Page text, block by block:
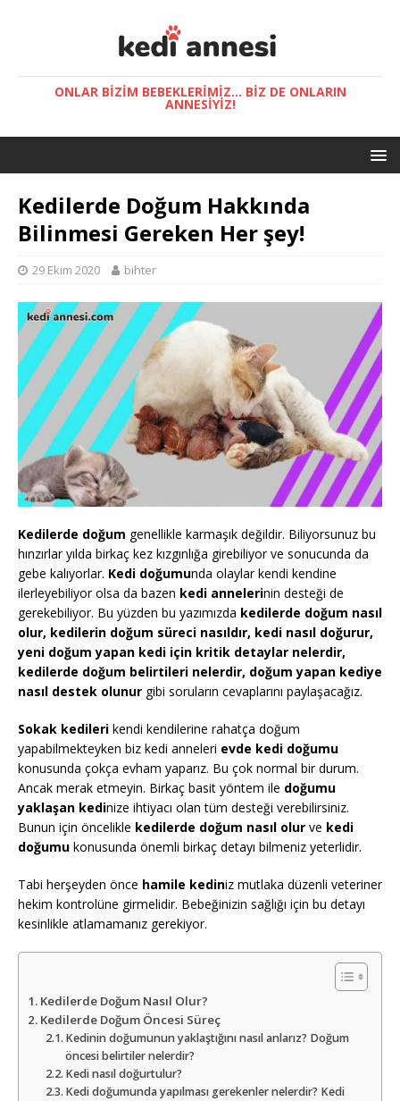
ONLAR BIZIM BEBEKLERIMIZ... BIZ DE ONLARIN
ANNESIYIZ!
Kedilerde Doğum Hakkında
Bilinmesi Gereken Her şey!
29 Ekim 2020 bihter
Kedilerde doğum genellikle karmaşık değildir. Biliyorsunuz bu
hınzırlar yılda birkaç kez kızgınlığa girebiliyor ve sonucunda da
gebe kalıyorlar. Kedi doğumunda olaylar kendi kendine
ilerleyebiliyor olsa da bazen kedi annelerinin desteği de
gerekebiliyor. Bu yüzden bu yazımızda kedilerde doğum nasıl
olur, kedilerin doğum süreci nasıldır, kedi nasıl doğurur,
yeni doğum yapan kedi için kritik detaylar nelerdir,
kedilerde doğum belirtileri nelerdir, doğum yapan kediye
nasıl destek olunur gibi soruların cevaplarını paylaşacağız.
Sokak kedileri kendi kendilerine rahatça doğum
yapabilmekteyken biz kedi anneleri evde kedi doğumu
konusunda çokça evham yaparız. Bu çok normal bir durum.
Ancak merak etmeyin. Birkaç basit yöntem ile doğumu
yaklaşan kedinize ihtiyacı olan tüm desteği verebilirsiniz.
Bunun için öncelikle kedilerde doğum nasıl olur ve kedi
doğumu konusunda önemli birkaç detayı bilmeniz yeterlidir.
Tabi herşeyden önce hamile kediniz mutlaka düzenli veteriner
hekim kontrolüne girmelidir. Bebeğinizin sağlığı için bu detayı
kesinlikle atlamamanız gerekiyor.
Kedilerde Doğum Nasıl Olur?
Kedilerde Doğum Öncesi Süreç
Kedinin doğumunun yaklaştığını nasıl anlarız? Doğum
öncesi belirtiler nelerdir?
Kedi nasıl doğurtulur?
Kedi doğumunda yapılması gerekenler nelerdir? Kedi